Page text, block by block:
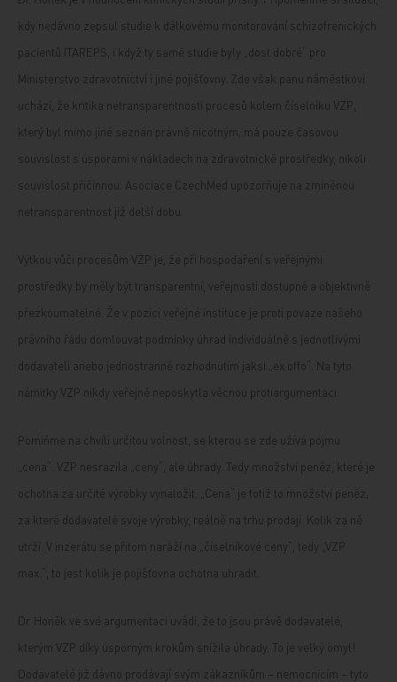
kdy nedávno zepsul studie k dálkovému monitorování schizofrenických
pacientů ITAREPS, i když ty samé studie byly „dost dobré“ pro
Ministerstvo zdravotnictví i jiné pojišťovny. Zde však panu náměstkovi
uchází, že kritika netransparentnosti procesů kolem číselníku VZP,
který byl mimo jiné seznán právně nicotným, má pouze časovou
souvislost s úsporami v nákladech na zdravotnické prostředky, nikoli
souvislost příčinnou. Asociace CzechMed upozorňuje na zmíněnou
netransparentnost již delší dobu.
Výtkou vůči procesům VZP je, že při hospodaření s veřejnými
prostředky by měly být transparentní, veřejnosti dostupné a objektivně
přezkoumatelné. Že v pozici veřejné instituce je proti povaze našeho
právního řádu domlouvat podmínky úhrad individuálně s jednotlivými
dodavateli anebo jednostranně rozhodnutím jaksi „ex offo“. Na tyto
námitky VZP nikdy veřejně neposkytla věcnou protiargumentaci.
Pomiňme na chvíli určitou volnost, se kterou se zde užívá pojmu
„cena“. VZP nesrazila „ceny“, ale úhrady. Tedy množství peněz, které je
ochotna za určité výrobky vynaložit. „Cena“ je totiž to množství peněz,
za které dodavatelé svoje výrobky, reálně na trhu prodají. Kolik za ně
utrží. V inzerátu se přitom naráží na „číselníkové ceny“, tedy „VZP
max.“, to jest kolik je pojišťovna ochotna uhradit.
Dr. Honěk ve své argumentaci uvádí, že to jsou právě dodavatelé,
kterým VZP díky úsporným krokům snížila úhrady. To je velký omyl!
Dodavatelé již dávno prodávají svým zákazníkům – nemocnicím – tyto